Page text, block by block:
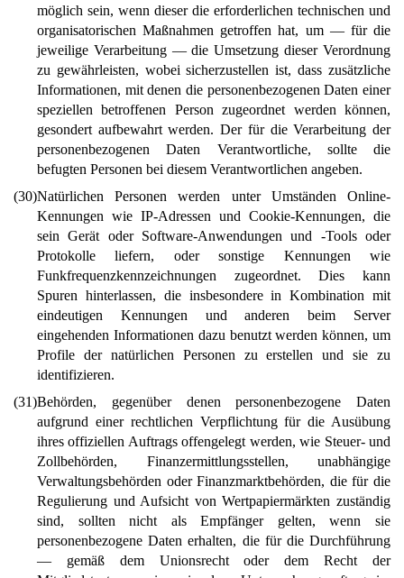
möglich sein, wenn dieser die erforderlichen technischen und
organisatorischen Maßnahmen getroffen hat, um — für die
jeweilige Verarbeitung — die Umsetzung dieser Verordnung
zu gewährleisten, wobei sicherzustellen ist, dass zusätzliche
Informationen, mit denen die personenbezogenen Daten einer
speziellen betroffenen Person zugeordnet werden können,
gesondert aufbewahrt werden. Der für die Verarbeitung der
personenbezogenen Daten Verantwortliche, sollte die
befugten Personen bei diesem Verantwortlichen angeben.
(30)Natürlichen Personen werden unter Umständen Online-
Kennungen wie IP-Adressen und Cookie-Kennungen, die
sein Gerät oder Software-Anwendungen und -Tools oder
Protokolle liefern, oder sonstige Kennungen wie
Funkfrequenzkennzeichnungen zugeordnet. Dies kann
Spuren hinterlassen, die insbesondere in Kombination mit
eindeutigen Kennungen und anderen beim Server
eingehenden Informationen dazu benutzt werden können, um
Profile der natürlichen Personen zu erstellen und sie zu
identifizieren.
(31)Behörden, gegenüber denen personenbezogene Daten
aufgrund einer rechtlichen Verpflichtung für die Ausübung
ihres offiziellen Auftrags offengelegt werden, wie Steuer- und
Zollbehörden, Finanzermittlungsstellen, unabhängige
Verwaltungsbehörden oder Finanzmarktbehörden, die für die
Regulierung und Aufsicht von Wertpapiermärkten zuständig
sind, sollten nicht als Empfänger gelten, wenn sie
personenbezogene Daten erhalten, die für die Durchführung
— gemäß dem Unionsrecht oder dem Recht der